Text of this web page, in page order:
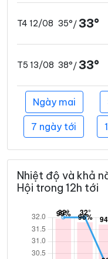
T4 12/08 35°/ 33°
T5 13/08 38°/ 33°
Ngày mai
7 ngày tới
Nhiệt độ và khả
Hội trong 12h tới